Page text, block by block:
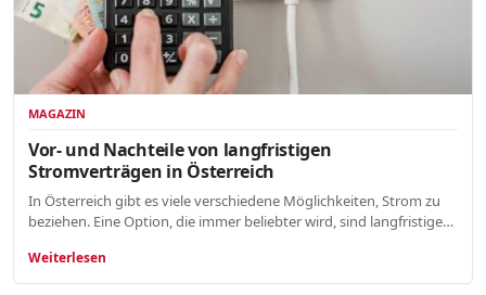
MAGAZIN
Vor- und Nachteile von langfristigen
Stromverträgen in Österreich
In Österreich gibt es viele verschiedene Möglichkeiten, Strom zu
beziehen. Eine Option, die immer beliebter wird, sind langfristige…
Weiterlesen